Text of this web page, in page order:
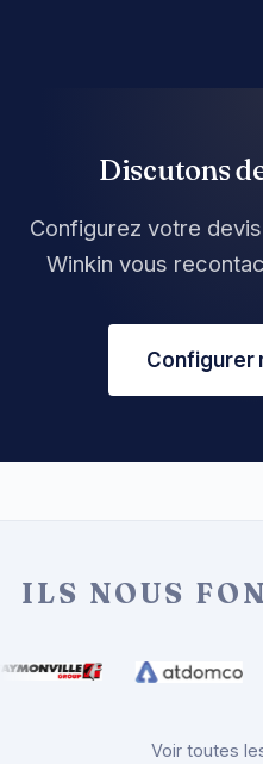
Discutons
Configurez votre
Winkin vous
Configurer
ILS NOUS
Voir toutes